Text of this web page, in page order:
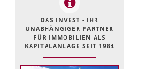
DAS INVEST - IHR
UNABHÄNGIGER PARTNER
FÜR IMMOBILIEN ALS
KAPITALANLAGE SEIT 1984